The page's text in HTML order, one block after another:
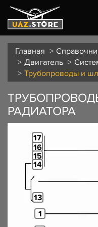
Главная
Двигатель
Трубопроводы и
РАДИАТОРА
1
13
14
15
16
17